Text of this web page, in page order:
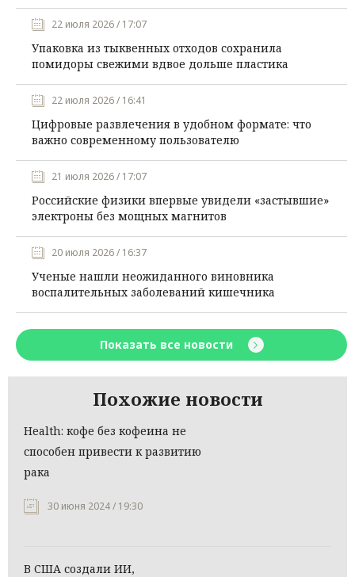
22 июля 2026 / 17:07
Упаковка из тыквенных отходов сохранила
помидоры свежими вдвое дольше пластика
22 июля 2026 / 16:41
Цифровые развлечения в удобном формате: что
важно современному пользователю
21 июля 2026 / 17:07
Российские физики впервые увидели «застывшие»
электроны без мощных магнитов
20 июля 2026 / 16:37
Ученые нашли неожиданного виновника
воспалительных заболеваний кишечника
Показать все новости
Похожие новости
Health: кофе без кофеина не
способен привести к развитию
рака
30 июня 2024 / 19:30
В США создали ИИ,